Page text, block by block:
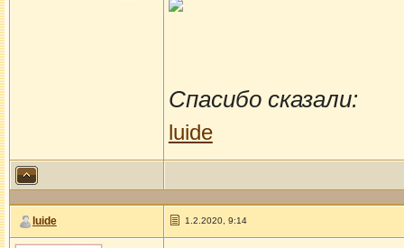
Спасибо сказали:
luide
luide 1.2.2020, 9:14